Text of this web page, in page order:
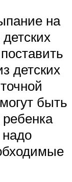
на
детских
быть